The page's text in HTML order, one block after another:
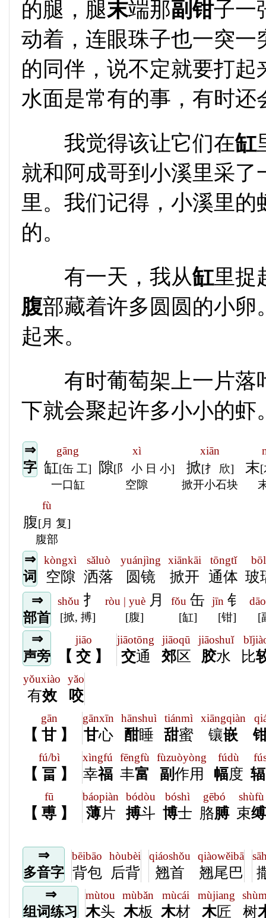
的腿，腿末端那副钳子一
动着，连眼珠子也一突
的同伴，说不定就要打起
水面是常有的事，有时还
我觉得该让它们在缸
就和阿成哥到小溪里采
里。我们记得，小溪里
的。
有一天，我从缸里捉
腹部藏着许多圆圆的小卵
起来。
有时葡萄架上一片落
下就会聚起许多小小的虾
⇒
字
gāng
缸[缶 工]
一口缸
xì
隙[阝 小 日 小]
空隙
xiān
掀[扌 欣]
掀开小石块
末[
fù
腹[月 复]
腹部
⇒
词
kòngxì
空隙
sǎluò
洒落
yuánjìng
圆镜
xiānkāi
掀开
tōngtǐ
通体 玻
⇒
部首
shǒu 扌
[掀, 搏]
ròu | yuè 月
[腹]
fǒu 缶
[缸]
jīn 钅
[钳]
dāo
[
⇒
声旁
jiāo
【 交 】
jiāotōng
交通
jiāoqū
郊区
jiāoshuǐ
胶水 比
yǒuxiào
有效
yǎo
咬
gān
【 甘 】
gānxīn
甘心
hānshuì
酣睡
tiánmì
甜蜜
xiāngqiàn
镶嵌
fú/bì
【 畐 】
xìngfú
幸福
fēngfù
丰富
fùzuòyòng
副作用
fúdù
幅度 辐
fū
【 尃 】
báopiàn
薄片
bódòu
搏斗
bóshì
博士
gēbó
胳膊
shùfù
束缚
⇒
多音字
bēibāo
背包
hòubèi
后背
qiáoshǒu
翘首
qiàowěibā
翘尾巴
⇒
组词练习
mùtou
木头
mùbǎn
木板
mùcái
木材
mùjiang
木匠 树